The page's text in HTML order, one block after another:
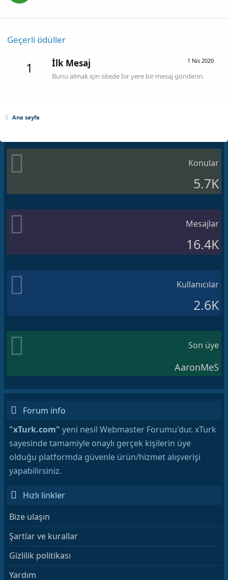
Geçerli ödüller
1 1 Nis 2020
İlk Mesaj
Bunu almak için sitede bir yere bir mesaj gönderin.
Ana sayfa
Konular
5.7K
Mesajlar
16.4K
Kullanıcılar
2.6K
Son üye
AaronMeS
Forum info
"xTurk.com" yeni nesil Webmaster Forumu'dur. xTurk
sayesinde tamamiyle onaylı gerçek kişilerin üye
olduğu platformda güvenle ürün/hizmet alışverişi
yapabilirsiniz.
Hızlı linkler
Bize ulaşın
Şartlar ve kurallar
Gizlilik politikası
Yardım